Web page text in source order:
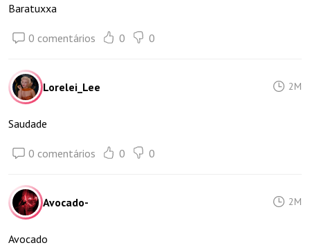
Baratuxxa
0 comentários 0 0
Lorelei_Lee 2M
Saudade
0 comentários 0 0
Avocado- 2M
Avocado